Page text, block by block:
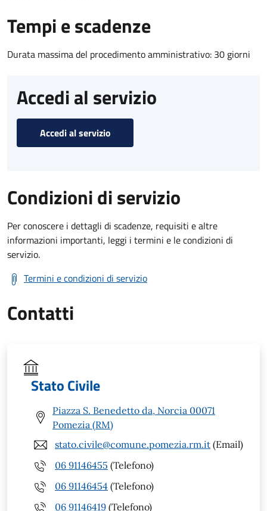
Tempi e scadenze
Durata massima del procedimento amministrativo: 30 giorni
Accedi al servizio
Accedi al servizio
Condizioni di servizio
Per conoscere i dettagli di scadenze, requisiti e altre
informazioni importanti, leggi i termini e le condizioni di
servizio.
Termini e condizioni di servizio
Contatti
Stato Civile
Piazza S. Benedetto da, Norcia 00071
Pomezia (RM)
stato.civile@comune.pomezia.rm.it (Email)
06 91146455 (Telefono)
06 91146454 (Telefono)
06 91146419 (Telefono)